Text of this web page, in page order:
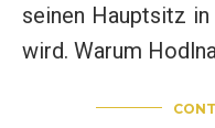
seinen Hauptsitz
wird. Warum